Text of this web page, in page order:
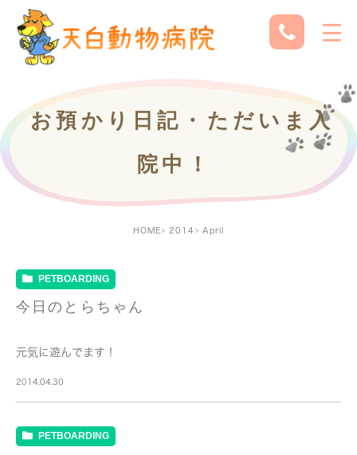
お預かり日記・ただいま入
院中！
HOME 2014 April
PETBOARDING
今日のとらちゃん
元気に遊んでます！
2014.04.30
PETBOARDING